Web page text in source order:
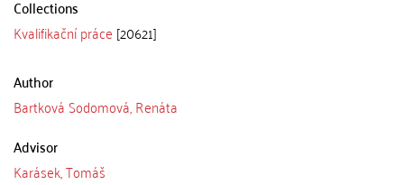
Collections
Kvalifikační práce [20621]
Author
Bartková Sodomová, Renáta
Advisor
Karásek, Tomáš